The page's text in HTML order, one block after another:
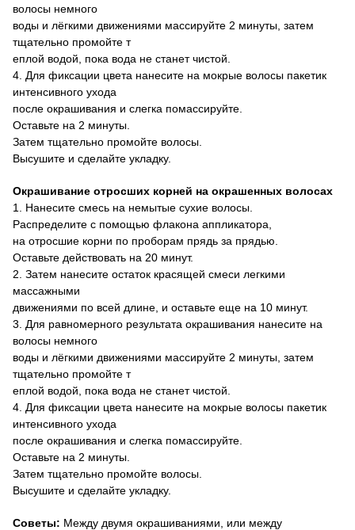
волосы немного
воды и лёгкими движениями массируйте 2 минуты, затем
тщательно промойте т
еплой водой, пока вода не станет чистой.
4. Для фиксации цвета нанесите на мокрые волосы пакетик
интенсивного ухода
после окрашивания и слегка помассируйте.
Оставьте на 2 минуты.
Затем тщательно промойте волосы.
Высушите и сделайте укладку.
Окрашивание отросших корней на окрашенных волосах
1. Нанесите смесь на немытые сухие волосы.
Распределите с помощью флакона аппликатора,
на отросшие корни по проборам прядь за прядью.
Оставьте действовать на 20 минут.
2. Затем нанесите остаток красящей смеси легкими
массажными
движениями по всей длине, и оставьте еще на 10 минут.
3. Для равномерного результата окрашивания нанесите на
волосы немного
воды и лёгкими движениями массируйте 2 минуты, затем
тщательно промойте т
еплой водой, пока вода не станет чистой.
4. Для фиксации цвета нанесите на мокрые волосы пакетик
интенсивного ухода
после окрашивания и слегка помассируйте.
Оставьте на 2 минуты.
Затем тщательно промойте волосы.
Высушите и сделайте укладку.
Советы: Между двумя окрашиваниями, или между